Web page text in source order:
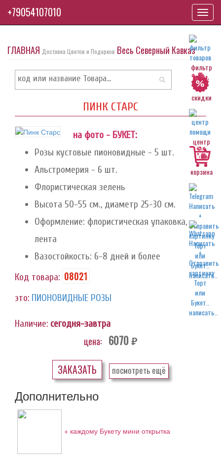
фильтр
скидки
центр
корзина
написать..
написать..
ГЛАВНАЯ Доставка Цветов и Подарков Весь Северный Кавказ
ПИНК СТАРС
на фото - БУКЕТ:
Розы кустовые пионовидные - 5 шт.
Альстромерия - 6 шт.
Флористическая зелень
Высота 50-55 см., диаметр 25-30 см.
Оформление: флористическая упаковка,
лента
Вазостойкость: 6-8 дней и более
Код товара: 08021
это: ПИОНОВИДНЫЕ РОЗЫ
Наличие: сегодня-завтра
цена: 6070 руб.
ЗАКАЗАТЬ посмотреть ещё
Дополнительно
+ каждому Букету мини открытка
+79054107010